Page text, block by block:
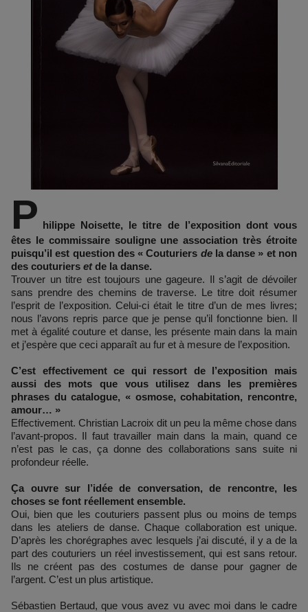
P hilippe Noisette, le titre de l’exposition dont vous
êtes le commissaire souligne une association très étroite
puisqu’il est question des « Couturiers dela danse » et non
des couturiers etde la danse.
Trouver un titre est toujours une gageure. Il s’agit de dévoiler
sans prendre des chemins de traverse. Le titre doit résumer
l’esprit de l’exposition. Celui-ci était le titre d’un de mes livres;
nous l’avons repris parce que je pense qu’il fonctionne bien. Il
met à égalité couture et danse, les présente main dans la main
et j’espère que ceci apparaît au fur et à mesure de l’exposition.
C’est effectivement ce qui ressort de l’exposition mais
aussi des mots que vous utilisez dans les premières
phrases du catalogue, « osmose, cohabitation, rencontre,
amour… »
Effectivement. Christian Lacroix dit un peu la même chose dans
l’avant-propos. Il faut travailler main dans la main, quand ce
n’est pas le cas, ça donne des collaborations sans suite ni
profondeur réelle.
Ça ouvre sur l’idée de conversation, de rencontre, les
choses se font réellement ensemble.
Oui, bien que les couturiers passent plus ou moins de temps
dans les ateliers de danse. Chaque collaboration est unique.
D’après les chorégraphes avec lesquels j’ai discuté, il y a de la
part des couturiers un réel investissement, qui est sans retour.
Ils ne créent pas des costumes de danse pour gagner de
l’argent. C’est un plus artistique.
Sébastien Bertaud, que vous avez vu avec moi dans le cadre